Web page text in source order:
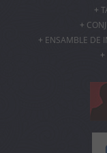
ENSAMBLE DE